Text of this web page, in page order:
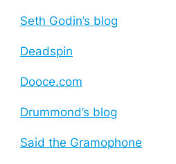
Seth Godin’s blog
Deadspin
Dooce.com
Drummond’s blog
Said the Gramophone